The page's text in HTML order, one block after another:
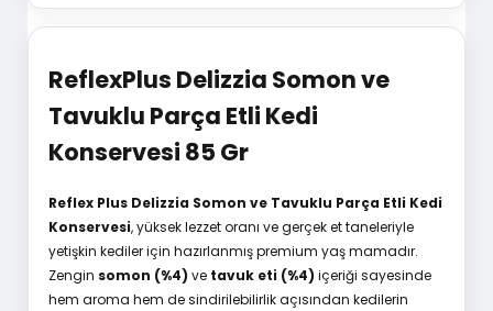
ReflexPlus Delizzia Somon ve
Tavuklu Parça Etli Kedi
Konservesi 85 Gr
Reflex Plus Delizzia Somon ve Tavuklu Parça Etli Kedi
Konservesi, yüksek lezzet oranı ve gerçek et taneleriyle
yetişkin kediler için hazırlanmış premium yaş mamadır.
Zengin somon (%4) ve tavuk eti (%4) içeriği sayesinde
hem aroma hem de sindirilebilirlik açısından kedilerin